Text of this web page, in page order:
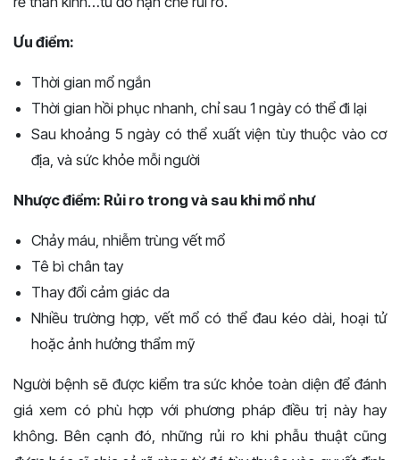
Ưu điểm:
Thời gian mổ ngắn
Thời gian hồi phục nhanh, chỉ sau 1 ngày có thể đi lại
Sau khoảng 5 ngày có thể xuất viện tùy thuộc vào cơ
địa, và sức khỏe mỗi người
Nhược điểm: Rủi ro trong và sau khi mổ như
Chảy máu, nhiễm trùng vết mổ
Tê bì chân tay
Thay đổi cảm giác da
Nhiều trường hợp, vết mổ có thể đau kéo dài, hoại tử
hoặc ảnh hưởng thẩm mỹ
Người bệnh sẽ được kiểm tra sức khỏe toàn diện để đánh
giá xem có phù hợp với phương pháp điều trị này hay
không. Bên cạnh đó, những rủi ro khi phẫu thuật cũng